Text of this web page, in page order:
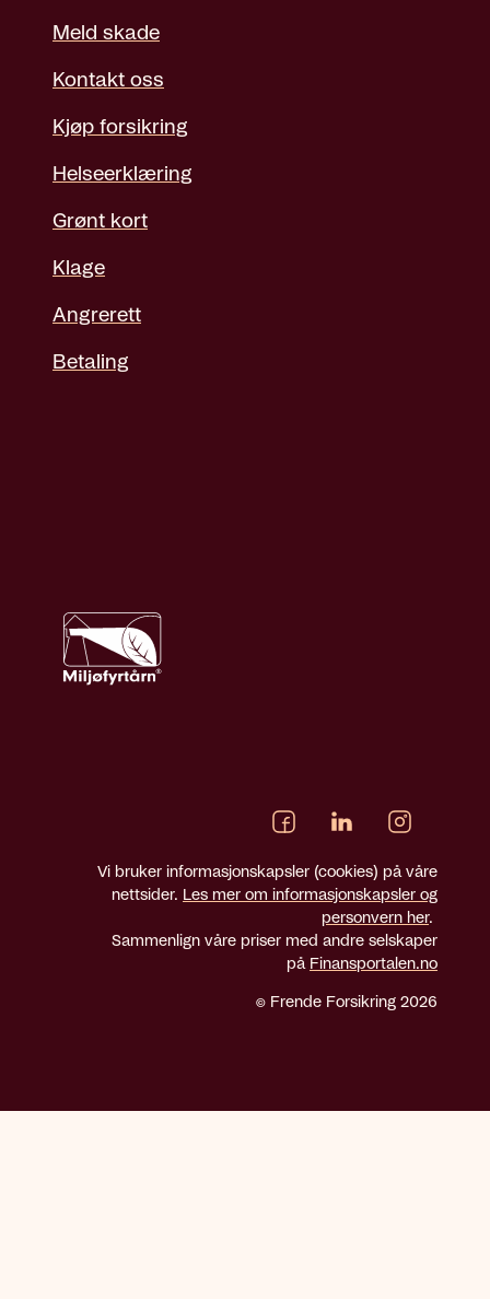
Meld skade
Kontakt oss
Kjøp forsikring
Helseerklæring
Grønt kort
Klage
Angrerett
Betaling
Vi bruker informasjonskapsler (cookies) på våre
nettsider. Les mer om informasjonskapsler og
personvern her.
Sammenlign våre priser med andre selskaper
på Finansportalen.no
© Frende Forsikring 2026